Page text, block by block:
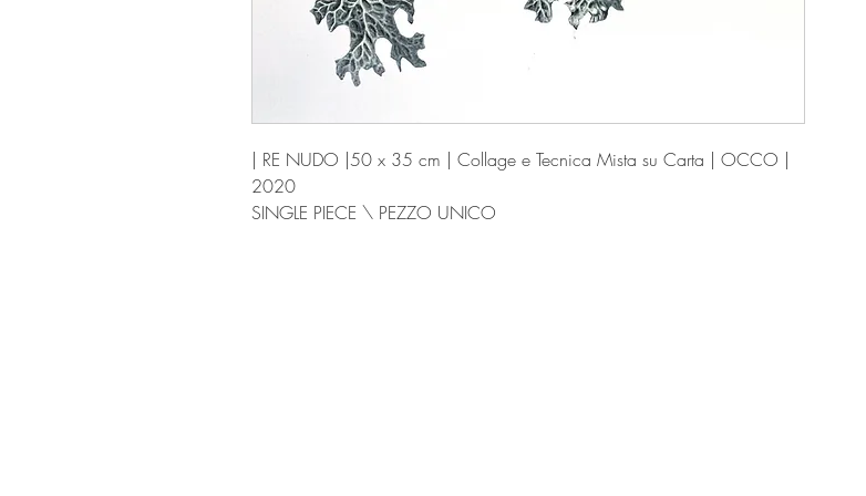
| RE NUDO |50 x 35 cm | Collage e Tecnica Mista su Carta | OCCO |
2020
SINGLE PIECE \ PEZZO UNICO